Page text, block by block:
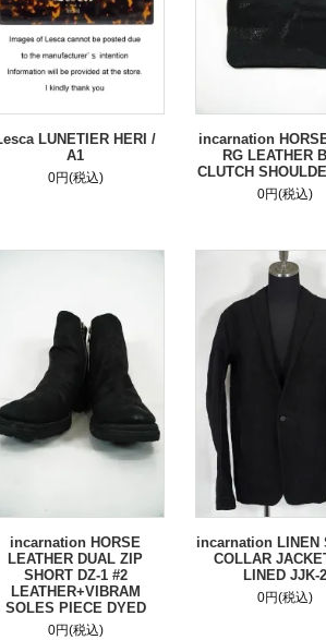
LUNETIER HERI /
A1
0円(税込)
incarnation
RG LEATHER
CLUTCH
0円(税込)
incarnation HORSE
LEATHER DUAL ZIP
SHORT DZ-1 #2
LEATHER+VIBRAM
SOLES PIECE DYED
0円(税込)
incarnation LINEN
COLLAR
LINED JJK-2
0円(税込)